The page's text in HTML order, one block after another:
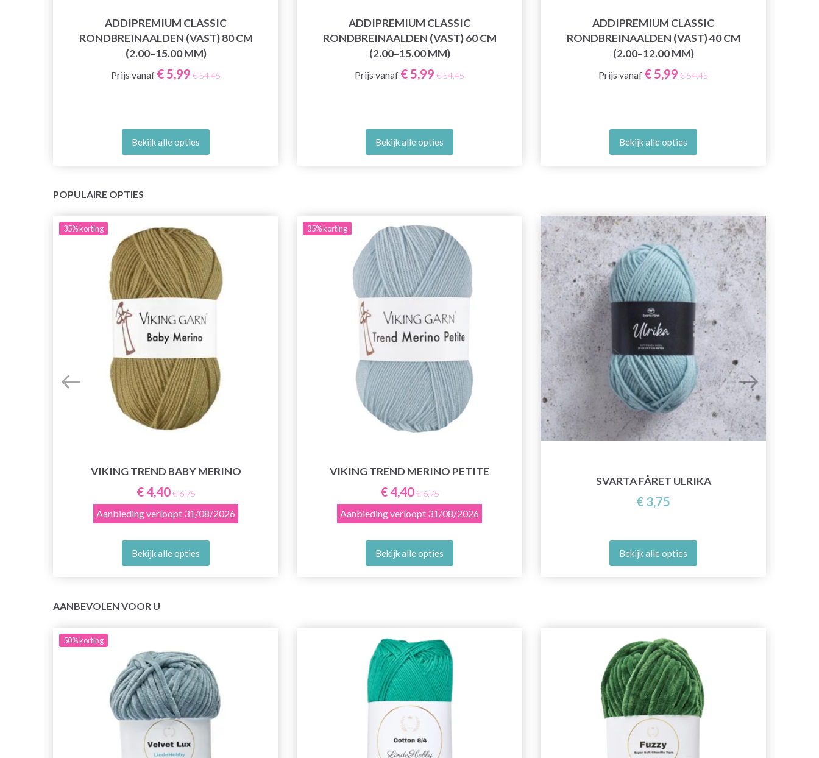
ADDIPREMIUM CLASSIC
RONDBREINAALDEN (VAST) 80 CM
(2.00–15.00 MM)
Prijs vanaf € 5,99 € 54,45
Bekijk alle opties
ADDIPREMIUM CLASSIC
RONDBREINAALDEN (VAST) 60 CM
(2.00–15.00 MM)
Prijs vanaf € 5,99 € 54,45
Bekijk alle opties
ADDIPREMIUM CLASSIC
RONDBREINAALDEN (VAST) 40 CM
(2.00–12.00 MM)
Prijs vanaf € 5,99 € 54,45
Bekijk alle opties
POPULAIRE OPTIES
35%korting
VIKING TREND BABY MERINO
€ 4,40€ 6,75
Aanbieding verloopt 31/08/2026
Bekijk alle opties
35%korting
VIKING TREND MERINO PETITE
€ 4,40€ 6,75
Aanbieding verloopt 31/08/2026
Bekijk alle opties
SVARTA FÅRET ULRIKA
€ 3,75
Bekijk alle opties
AANBEVOLEN VOOR U
50%korting